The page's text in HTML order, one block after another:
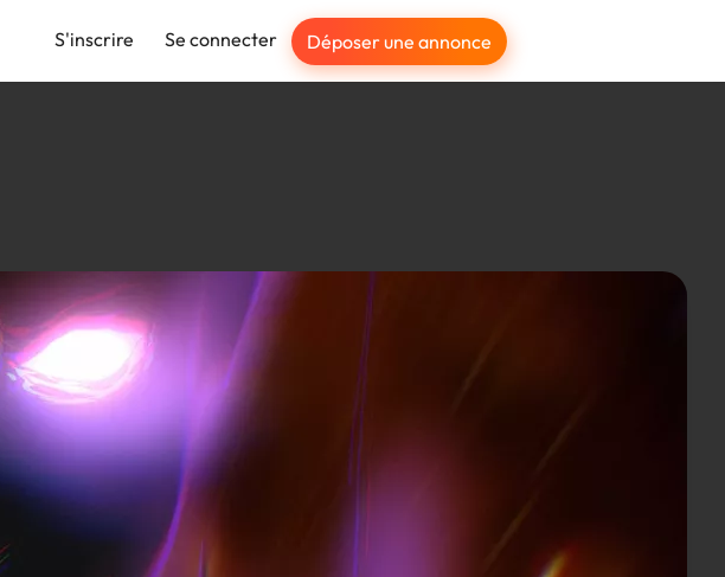
S'inscrire Se connecter Déposer une annonce